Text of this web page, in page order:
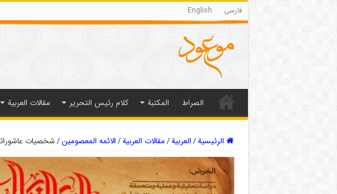
فارسی English
الصراط المکتبة كلام رئيس التحرير مقالات العربیة
الرئيسية/العربیة/مقالات العربیة/الائمه المعصومين/شخصیات